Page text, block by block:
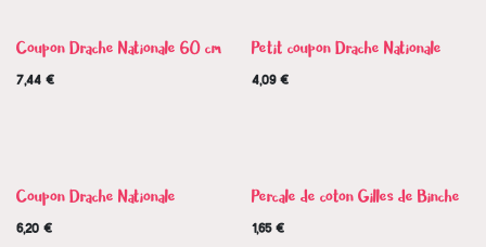
Coupon Drache Nationale 60 cm
7,44 €
Petit coupon Drache Nationale
4,09€
Coupon Drache Nationale
6,20 €
Percale de coton Gilles de Binche
1,65€